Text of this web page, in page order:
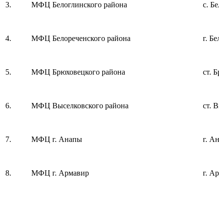
3. МФЦ Белоглинского района с.
4. МФЦ Белореченского района г.
5. МФЦ Брюховецкого района ст.
6. МФЦ Выселковского района ст.
7. МФЦ г. Анапы г.
8. МФЦ г. Армавир г.